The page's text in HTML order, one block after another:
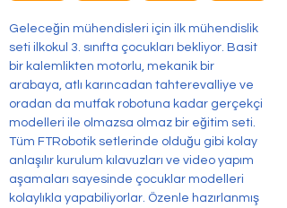
Geleceğin mühendisleri için ilk mühendislik
seti ilkokul 3. sınıfta çocukları bekliyor. Basit
bir kalemlikten motorlu, mekanik bir
arabaya, atlı karıncadan tahterevalliye ve
oradan da mutfak robotuna kadar gerçekçi
modelleri ile olmazsa olmaz bir eğitim seti.
Tüm FTRobotik setlerinde olduğu gibi kolay
anlaşılır kurulum kılavuzları ve video yapım
aşamaları sayesinde çocuklar modelleri
kolaylıkla yapabiliyorlar. Özenle hazırlanmış